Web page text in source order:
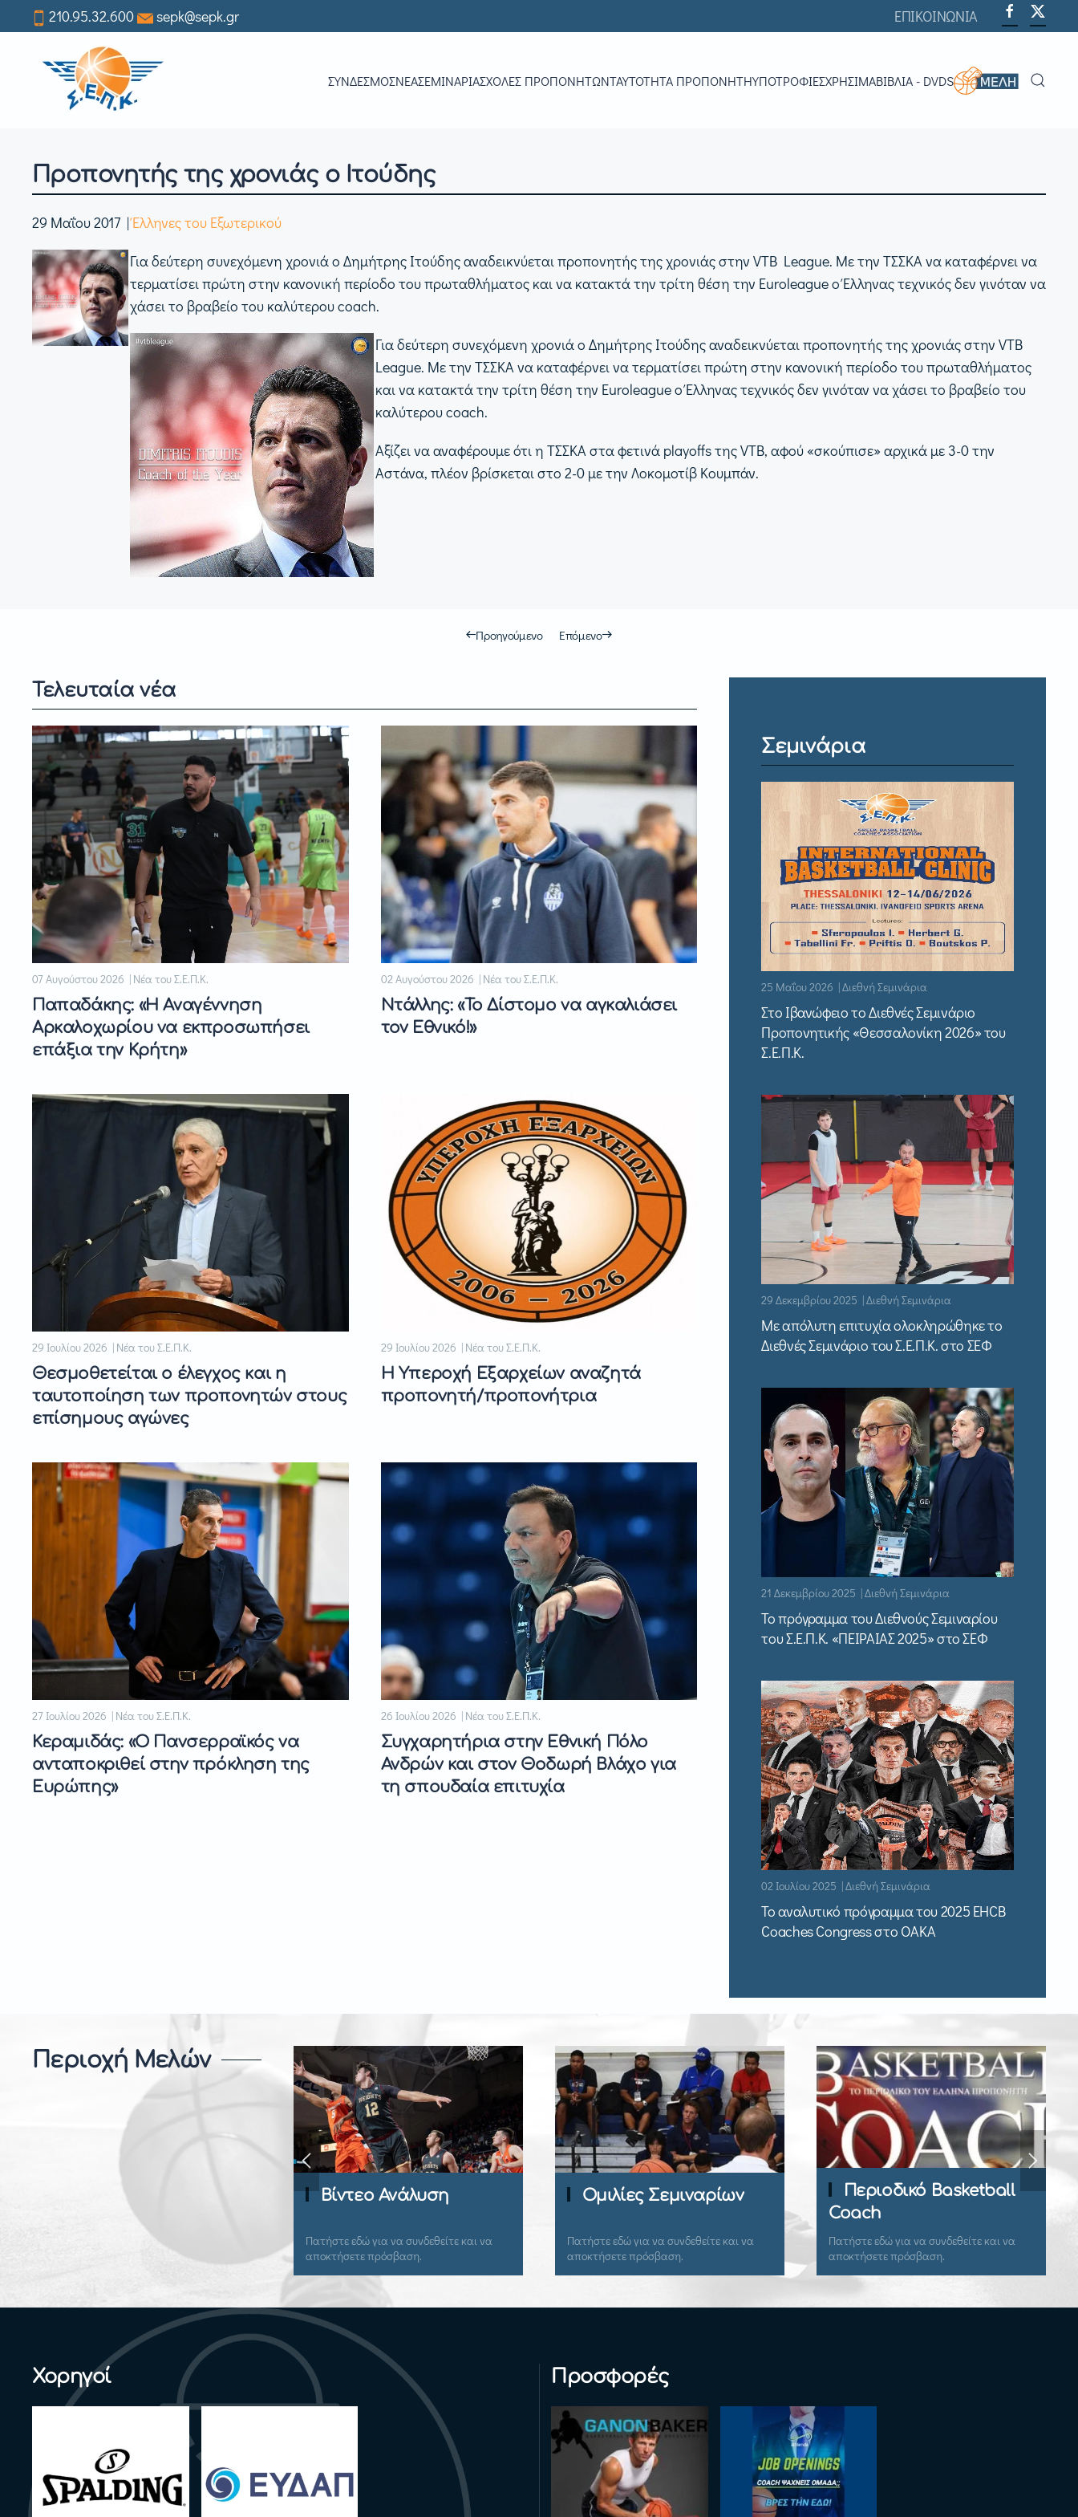
to
content
210.95.32.600 sepk@sepk.gr ΕΠΙΚΟΙΝΩΝΙΑ
ΣΥΝΔΕΣΜΟΣΝΕΑΣΕΜΙΝΆΡΙΑΣΧΟΛΈΣ ΠΡΟΠΟΝΗΤΏΝΤΑΥΤΌΤΗΤΑ ΠΡΟΠΟΝΗΤΉΥΠΟΤΡΟΦΊΕΣΧΡΗΣΙΜΑΒΙΒΛΊΑ - DVDS
Προπονητής της χρονιάς ο Ιτούδης
29 Μαΐου 2017 |Έλληνες του Εξωτερικού
Για δεύτερη συνεχόμενη χρονιά ο Δημήτρης Ιτούδης αναδεικνύεται προπονητής της χρονιάς στην VTB League. Με την ΤΣΣΚΑ να καταφέρνει να
τερματίσει πρώτη στην κανονική περίοδο του πρωταθλήματος και να κατακτά την τρίτη θέση την Euroleague ο Έλληνας τεχνικός δεν γινόταν να
χάσει το βραβείο του καλύτερου coach.
Για δεύτερη συνεχόμενη χρονιά ο Δημήτρης Ιτούδης αναδεικνύεται προπονητής της χρονιάς στην VTB
League. Με την ΤΣΣΚΑ να καταφέρνει να τερματίσει πρώτη στην κανονική περίοδο του πρωταθλήματος
και να κατακτά την τρίτη θέση την Euroleague ο Έλληνας τεχνικός δεν γινόταν να χάσει το βραβείο του
καλύτερου coach.
Αξίζει να αναφέρουμε ότι η ΤΣΣΚΑ στα φετινά playoffs της VTB, αφού «σκούπισε» αρχικά με 3-0 την
Αστάνα, πλέον βρίσκεται στο 2-0 με την Λοκομοτίβ Κουμπάν.
Προηγούμενο Επόμενο
Τελευταία νέα
07 Αυγούστου 2026 | Νέα του Σ.Ε.Π.Κ.
Παπαδάκης: «Η Αναγέννηση
Αρκαλοχωρίου να εκπροσωπήσει
επάξια την Κρήτη»
02 Αυγούστου 2026 | Νέα του Σ.Ε.Π.Κ.
Ντάλλης: «Το Δίστομο να αγκαλιάσει
τον Εθνικό!»
29 Ιουλίου 2026 | Νέα του Σ.Ε.Π.Κ.
Θεσμοθετείται ο έλεγχος και η
ταυτοποίηση των προπονητών στους
επίσημους αγώνες
29 Ιουλίου 2026 | Νέα του Σ.Ε.Π.Κ.
Η Υπεροχή Εξαρχείων αναζητά
προπονητή/προπονήτρια
27 Ιουλίου 2026 | Νέα του Σ.Ε.Π.Κ.
Κεραμιδάς: «Ο Πανσερραϊκός να
ανταποκριθεί στην πρόκληση της
Ευρώπης»
26 Ιουλίου 2026 | Νέα του Σ.Ε.Π.Κ.
Συγχαρητήρια στην Εθνική Πόλο
Ανδρών και στον Θοδωρή Βλάχο για
τη σπουδαία επιτυχία
Σεμινάρια
25 Μαΐου 2026 | Διεθνή Σεμινάρια
Στο Ιβανώφειο το Διεθνές Σεμινάριο
Προπονητικής «Θεσσαλονίκη 2026» του
Σ.Ε.Π.Κ.
29 Δεκεμβρίου 2025 | Διεθνή Σεμινάρια
Με απόλυτη επιτυχία ολοκληρώθηκε το
Διεθνές Σεμινάριο του Σ.Ε.Π.Κ. στο ΣΕΦ
21 Δεκεμβρίου 2025 | Διεθνή Σεμινάρια
Το πρόγραμμα του Διεθνούς Σεμιναρίου
του Σ.Ε.Π.Κ. «ΠΕΙΡΑΙΑΣ 2025» στο ΣΕΦ
02 Ιουλίου 2025 | Διεθνή Σεμινάρια
Το αναλυτικό πρόγραμμα του 2025 EHCB
Coaches Congress στο ΟΑΚΑ
Περιοχή Μελών
Βίντεο Ανάλυση
Πατήστε εδώ για να συνδεθείτε και να
αποκτήσετε πρόσβαση.
Ομιλίες Σεμιναρίων
Πατήστε εδώ για να συνδεθείτε και να
αποκτήσετε πρόσβαση.
Περιοδικό Basketball
Coach
Πατήστε εδώ για να συνδεθείτε και να
αποκτήσετε πρόσβαση.
Χορηγοί Προσφορές